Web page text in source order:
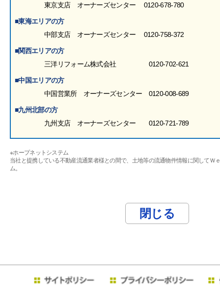
東京支店 オーナーズセンター 0120-678-780
■東海エリアの方
中部支店 オーナーズセンター 0120-758-372
■関西エリアの方
三洋リフォーム株式会社 0120-702-621
■中国エリアの方
中国営業所 オーナーズセンター 0120-008-689
■九州北部の方
九州支店 オーナーズセンター 0120-721-789
※ホープネットシステム
当社と提携している不動産流通業者様との間で、土地等の流通物件情報に関してＷ
ム。
閉じる